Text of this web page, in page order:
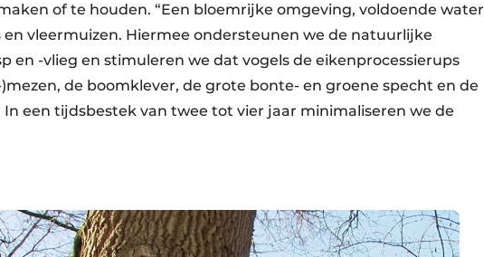
of te houden. “Een bloemrijke omgeving, voldoende water
en vleermuizen. Hiermee ondersteunen we de natuurlijke
en -vlieg en stimuleren we dat vogels de eikenprocessierups
)mezen, de boomklever, de grote bonte- en groene specht en de
In een tijdsbestek van twee tot vier jaar minimaliseren we de